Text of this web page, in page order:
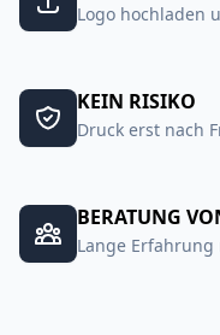
Logo hochladen
KEIN RISIKO
Druck erst nach
BERATUNG
Lange